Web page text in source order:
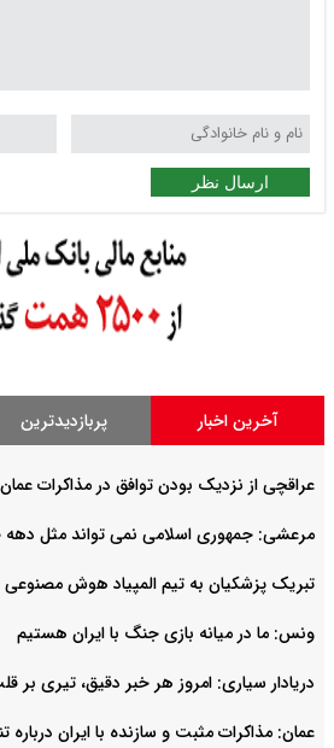
ارسال نظر
آخرین اخبار پربازدیدترین
عراقچی از نزدیک بودن توافق در مذاکرات
مرعشی: جمهوری اسلامی نمی تواند مثل دهه ۶۰ با مردم رفتار کند
تبریک پزشکیان به تیم المپیاد هوش مصنوعی
ونس: ما در میانه بازی جنگ با ایران هستیم
دریادار سیاری: امروز هر خبر دقیق، تیری
عمان: مذاکرات مثبت و سازنده با ایران درباره